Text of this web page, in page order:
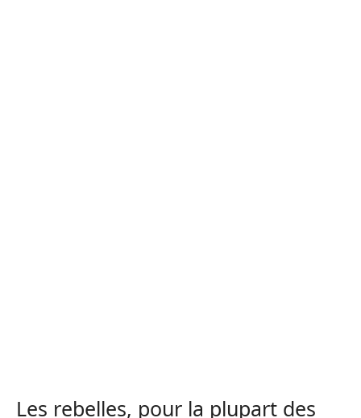
Les rebelles, pour la plupart des